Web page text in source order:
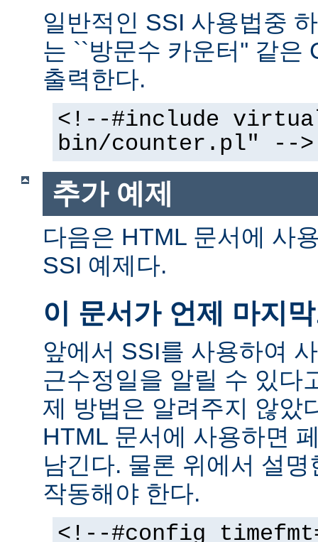
일반적인 SSI 사용법중
는 ``방문수 카운터'' 같은
출력한다.
<!--#include
bin/counter.pl" -->
추가 예제
다음은 HTML 문서에 사
SSI 예제다.
이 문서가 언제 마지
앞에서 SSI를 사용하여
근수정일을 알릴 수 있다
제 방법은 알려주지 않았
HTML 문서에 사용하면
남긴다. 물론 위에서 설
작동해야 한다.
<!--#config